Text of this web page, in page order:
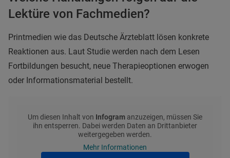
Lektüre von Fachmedien?
Printmedien wie das Deutsche Ärzteblatt lösen konkrete
Reaktionen aus. Laut Studie werden nach dem Lesen
Fortbildungen besucht, neue Therapieoptionen erwogen
oder Informationsmaterial bestellt.
Um diesen Inhalt von Infogram anzuzeigen, müssen Sie
ihn entsperren. Dabei werden Daten an Drittanbieter
weitergegeben werden.
Mehr Informationen